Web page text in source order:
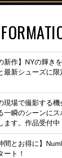
新作】NYの輝き
最新シューズに
現場で撮影する
一瞬のシーンに
ます。作品受付中
間とお得に】
ート！